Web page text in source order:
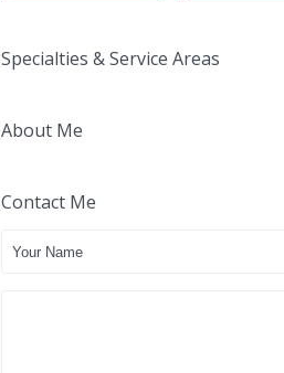
Specialties & Service Areas
About Me
Contact Me